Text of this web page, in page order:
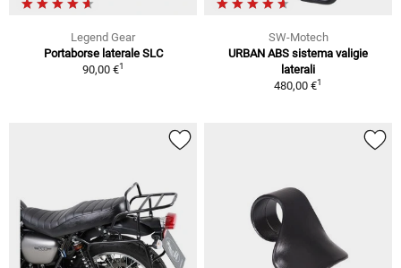
Legend Gear
Portaborse laterale SLC
90,00 €1
SW-Motech
URBAN ABS sistema valigie
laterali
480,00 €1